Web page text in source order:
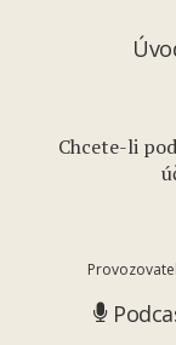
Chcete-li